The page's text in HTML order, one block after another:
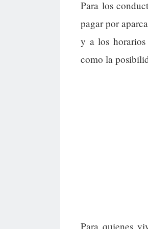
Para los
pagar por
y a los
como la
Para quienes